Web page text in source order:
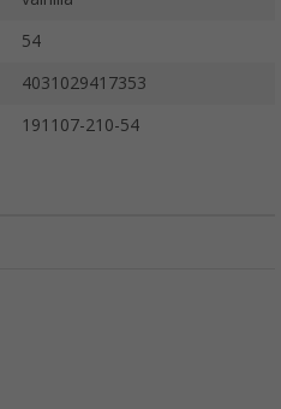
54
4031029417353
191107-210-54